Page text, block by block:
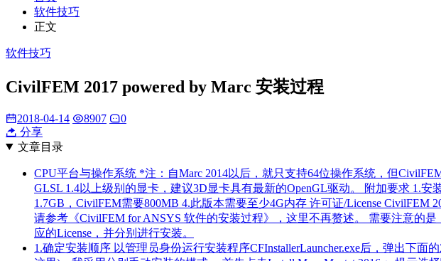
软件技巧
正文
软件技巧
CivilFEM 2017 powered by Marc 安装过程
2018-04-14 8907
0
分享
文章目录
CPU平台与操作系统 *注：自Marc 2014以后，就只支持64位操作系统，但
GLSL 1.4以上级别的显卡，建议3D显卡具有最新的OpenGL驱动。 附加要求 1.
1.7GB，CivilFEM需要800MB 4.此版本需要至少4G内存 许可证/License
请参考《CivilFEM for ANSYS 软件的安装过程》，这里不再赘述。 需要注意的
应的License，并分别进行安装。
1.确定安装顺序 以管理员身份运行安装程序CFInstallerLauncher.exe后，弹出下